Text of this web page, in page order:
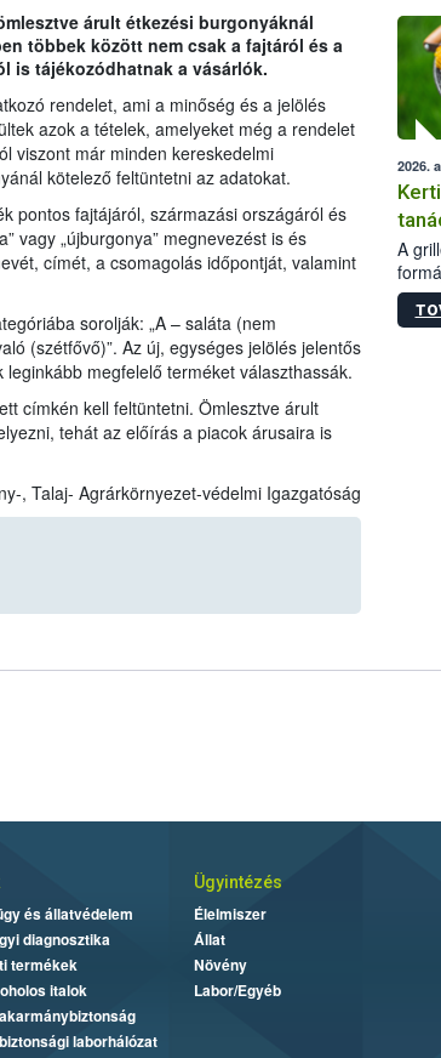
árult étkezési burgonyáknál
többek között nem csak a fajtáról és a
is tájékozódhatnak a vásárlók.
rendelet, ami a minőség és a jelölés
azok a tételek, amelyeket még a rendelet
viszont már minden kereskedelmi
kötelező feltüntetni az adatokat.
pontos fajtájáról, származási országáról és
vagy „újburgonya” megnevezést is és
címét, a csomagolás időpontját, valamint
sorolják: „A – saláta (nem
(szétfővő)”. Az új, egységes jelölés jelentős
megfelelő terméket választhassák.
címkén kell feltüntetni. Ömlesztve árult
tehát az előírás a piacok árusaira is
, Talaj- Agrárkörnyezet-védelmi Igazgatóság
Az
2026.
A
és állatvédelem
diagnosztika
termékek
italok
laborhálózat
Ügyintézés
Élelmiszer
Állat
Növény
Labor/Egyéb